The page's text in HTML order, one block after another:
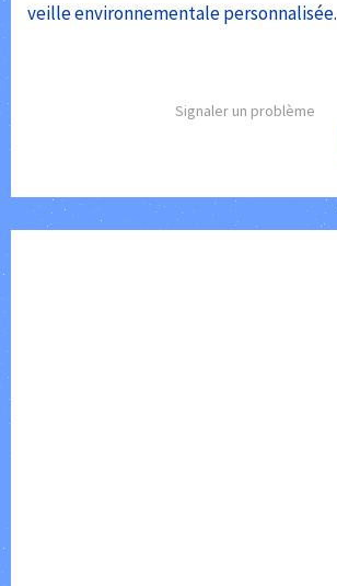
veille environnementale personnalisée.
Signaler un problème